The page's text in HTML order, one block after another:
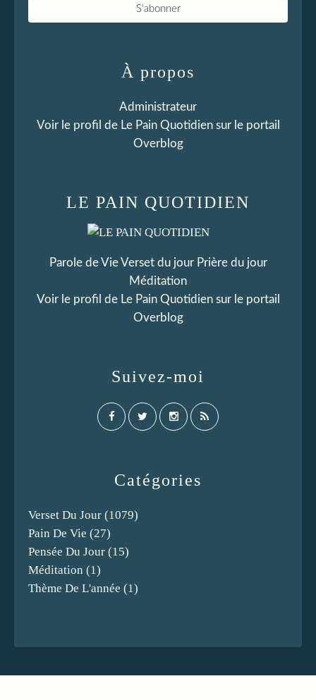
Catégories
Verset Du Jour (1079)
Pain De Vie (27)
Pensée Du Jour (15)
Méditation (1)
Thème De L'année (1)
LE PAIN QUOTIDIEN
Parole de Vie Verset du jour Prière du jour
Méditation
Voir le profil de Le Pain Quotidiensur le portail
Overblog
Suivez-moi
À propos
Administrateur
Voir le profil de Le Pain Quotidiensur le portail
Overblog